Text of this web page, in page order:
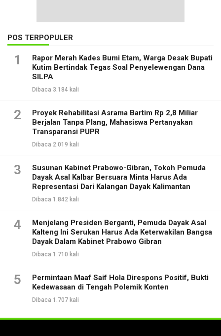
POS TERPOPULER
1
Rapor Merah Kades Bumi Etam, Warga Desak Bupati
Kutim Bertindak Tegas Soal Penyelewengan Dana
SILPA
Dibaca 3.184 kali
2
Proyek Rehabilitasi Asrama Bartim Rp 2,8 Miliar
Berjalan Tanpa Plang, Mahasiswa Pertanyakan
Transparansi PUPR
Dibaca 2.019 kali
3
Susunan Kabinet Prabowo-Gibran, Tokoh Pemuda
Dayak Asal Kalbar Bersuara Minta Harus Ada
Representasi Dari Kalangan Dayak Kalimantan
Dibaca 1.842 kali
4
Menjelang Presiden Berganti, Pemuda Dayak Asal
Kalteng Ini Serukan Harus Ada Keterwakilan Bangsa
Dayak Dalam Kabinet Prabowo Gibran
Dibaca 1.710 kali
5
Permintaan Maaf Saif Hola Direspons Positif, Bukti
Kedewasaan di Tengah Polemik Konten
Dibaca 1.707 kali